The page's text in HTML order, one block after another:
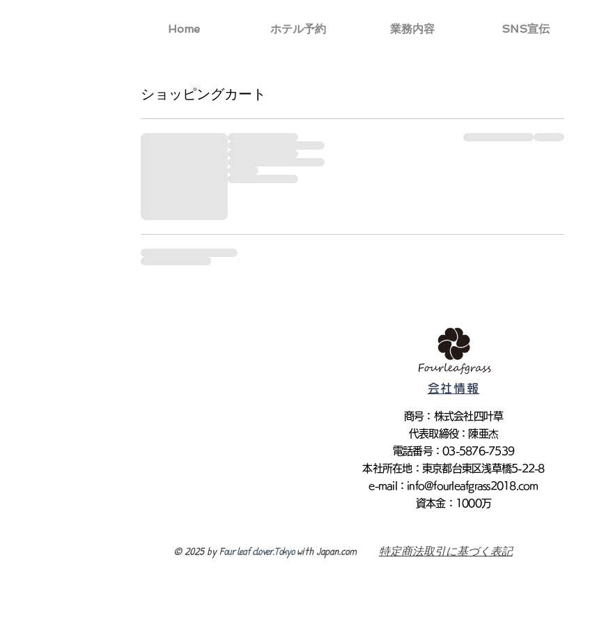
Home ホテル予約 業務内容 SNS宣伝
ショッピングカート
会社情報
商号：株式会社四叶草
代表取締役：陳亜杰
電話番号：03-5876-7539
本社所在地：東京都台東区浅草橋5-22-8
e-mail： info@fourleafgrass2018.com
資本金：1000万​​
© 2025 by Four leaf clover.Tokyowith Japan.com​ 特定商法取引に基づく表記